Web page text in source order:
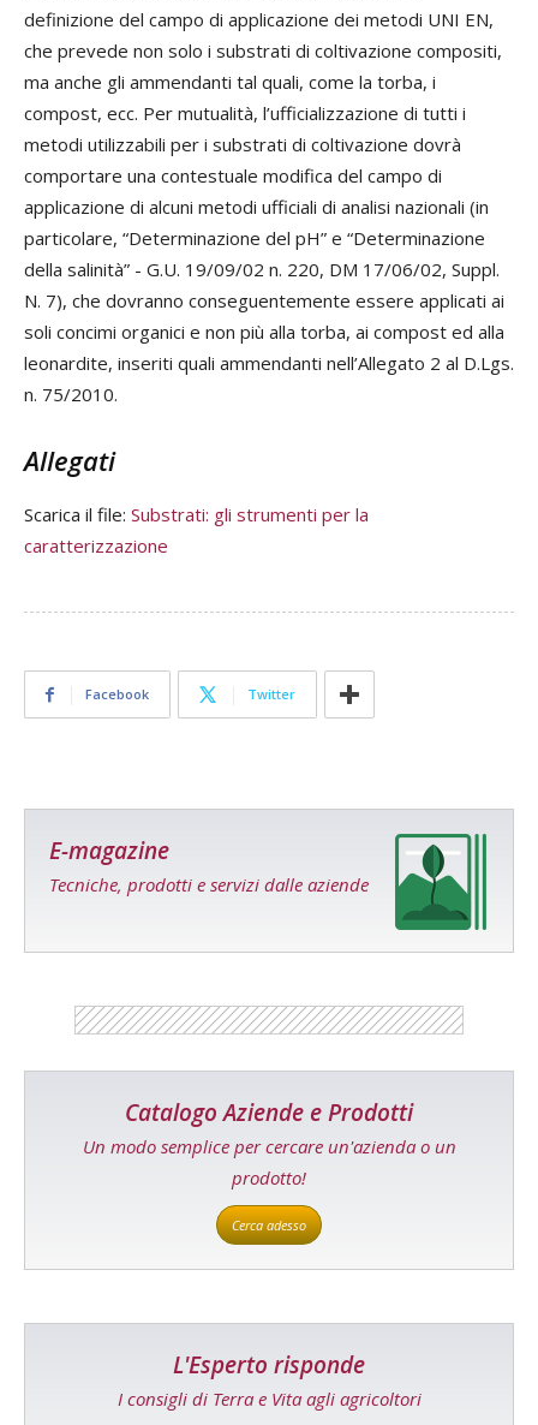
Allegati
Scarica il file: Substrati: gli strumenti per la
caratterizzazione
Facebook Twitter
E-magazine
Tecniche, prodotti e servizi dalle aziende
Catalogo Aziende e Prodotti
Un modo semplice per cercare un'azienda o un
prodotto!
Cerca adesso
L'Esperto risponde
I consigli di Terra e Vita agli agricoltori